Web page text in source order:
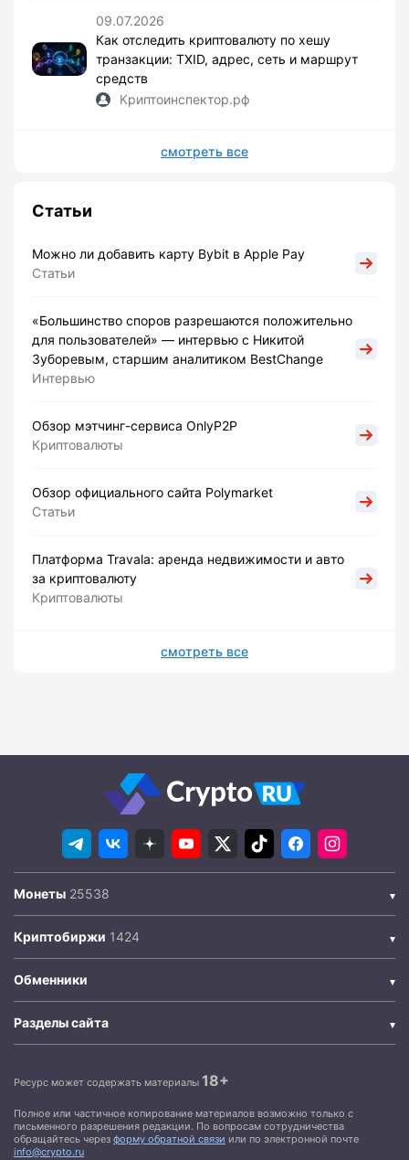
09.07.2026
Как отследить криптовалюту по хешу
транзакции: TXID, адрес, сеть и маршрут
средств
Криптоинспектор.рф
смотреть все
Статьи
Можно ли добавить карту Bybit в Apple Pay
Статьи
«Большинство споров разрешаются положительно
для пользователей» — интервью с Никитой
Зуборевым, старшим аналитиком BestChange
Интервью
Обзор мэтчинг-сервиса OnlyP2P
Криптовалюты
Обзор официального сайта Polymarket
Статьи
Платформа Travala: аренда недвижимости и авто
за криптовалюту
Криптовалюты
смотреть все
Монеты
Криптобиржи
Обменники
Разделы сайта
Ресурс может содержать материалы 18+
Полное или частичное копирование материалов возможно только с
письменного разрешения редакции. По вопросам сотрудничества
обращайтесь через форму обратной связи или по электронной почте
info@crypto.ru